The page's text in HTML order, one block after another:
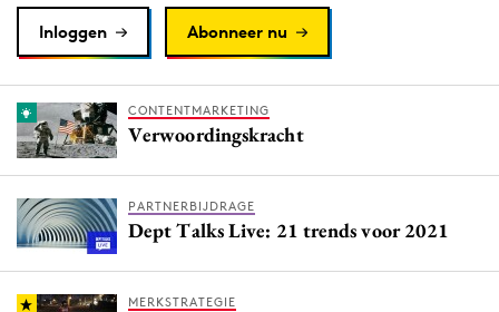
Inloggen Abonneer nu
CONTENTMARKETING
Verwoordingskracht
PARTNERBIJDRAGE
Dept Talks Live: 21 trends voor 2021
MERKSTRATEGIE